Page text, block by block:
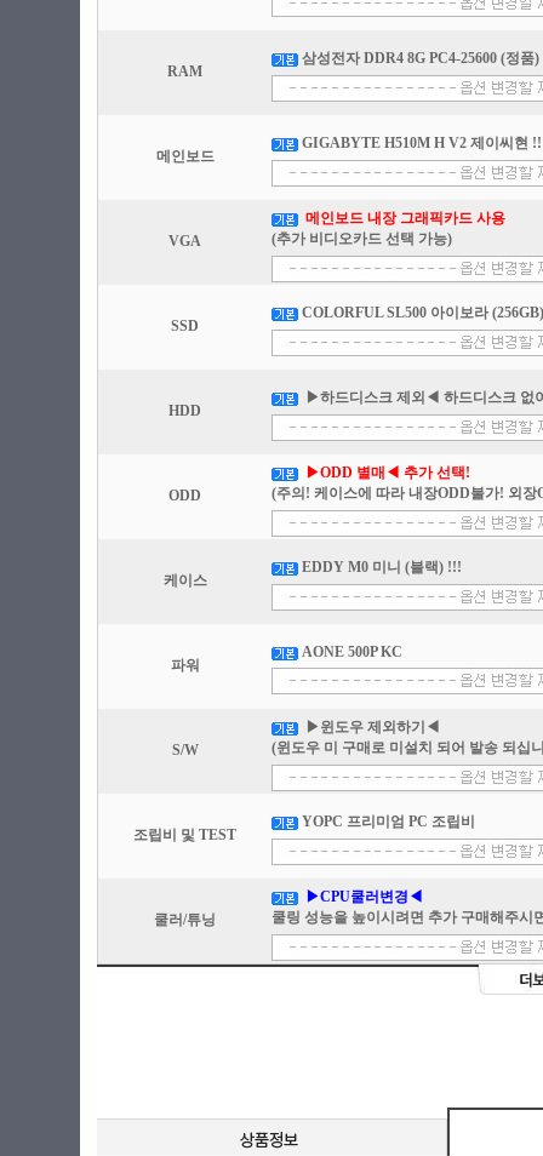
RAM
삼성전자 DDR4 8G PC4-25600 (정품)
메인보드
GIGABYTE H510M H V2 제이씨현
VGA
메인보드 내장 그래픽카드 사용
(추가 비디오카드 선택 가능)
SSD
COLORFUL SL500 아이보라 (256GB)
HDD
▶하드디스크 제외◀ 하드디스크 없
ODD
▶ODD 별매◀ 추가 선택!
(주의! 케이스에 따라 내장ODD불가! 외장
케이스
EDDY M0 미니 (블랙) !!!
파워
AONE 500P KC
S/W
▶윈도우 제외하기◀
(윈도우 미 구매로 미설치 되어 발송 되십
조립비 및 TEST
YOPC 프리미엄 PC 조립비
쿨러/튜닝
▶CPU쿨러변경◀
쿨링 성능을 높이시려면 추가 구매해주시